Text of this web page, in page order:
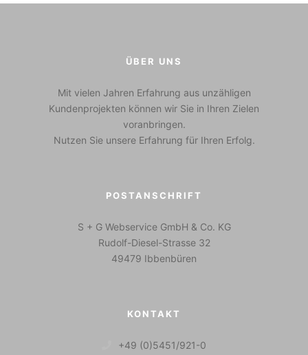
ÜBER UNS
Mit vielen Jahren Erfahrung aus unzähligen
Kundenprojekten können wir Sie in Ihren Zielen
voranbringen.
Nutzen Sie unsere Erfahrung für Ihren Erfolg.
POSTANSCHRIFT
S + G Webservice GmbH & Co. KG
Rudolf-Diesel-Strasse 32
49479 Ibbenbüren
KONTAKT
+49 (0)5451/921-0